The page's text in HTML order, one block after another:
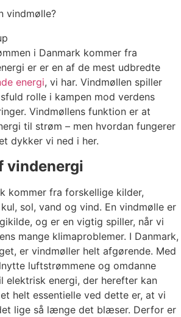
vindmølle?
i Danmark kommer fra
er er en af de mest udbredte
energi, vi har. Vindmøllen spiller
rolle i kampen mod verdens
Vindmøllens funktion er at
til strøm – men hvordan fungerer
dykker vi ned i her.
vindenergi
kommer fra forskellige kilder,
kul, sol, vand og vind. En vindmølle er
og er en vigtig spiller, når vi
mange klimaproblemer. I Danmark,
er vindmøller helt afgørende. Med
luftstrømmene og omdanne
elektrisk energi, der herefter kan
helt essentielle ved dette er, at vi
lige så længe det blæser. Derfor er